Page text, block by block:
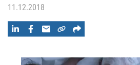
11.12.2018